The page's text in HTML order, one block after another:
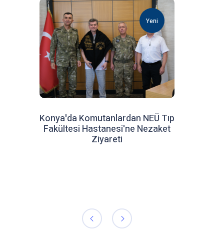
Yeni
Konya'da Komutanlardan NEÜ Tıp
Fakültesi Hastanesi'ne Nezaket
Ziyareti